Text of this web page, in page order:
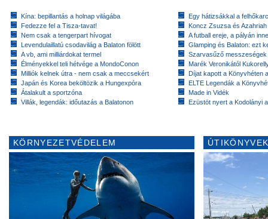
Kína: bepillantás a holnap világába
Fedezze fel a Tisza-tavat!
Nem csak a tengerpart hívogat
Levendulaillatú csodavilág a Balaton fölött
A vb, ami milliárdokat termel
Élményekkel teli hétvége a MondoConon
Milliók kelnek útra - nem csak a meccsekért
Japán és Korea beköltözik a Hungexpóra
Átalakult a sportzóna
Villák, legendák: időutazás a Balatonon
Egy hátizsákkal a
Koncz Zsuzsa és
A futball ereje, a pályán
Glamping és Balaton: ezt
Szarvasűző messzeségek
Marék Veronikától
Díjat kapott a Könyvhéten
ELTE Legendák a
Made in Vidék
Ezüstöt nyert a Kodolányi
KÖRNYEZETVÉDELEM